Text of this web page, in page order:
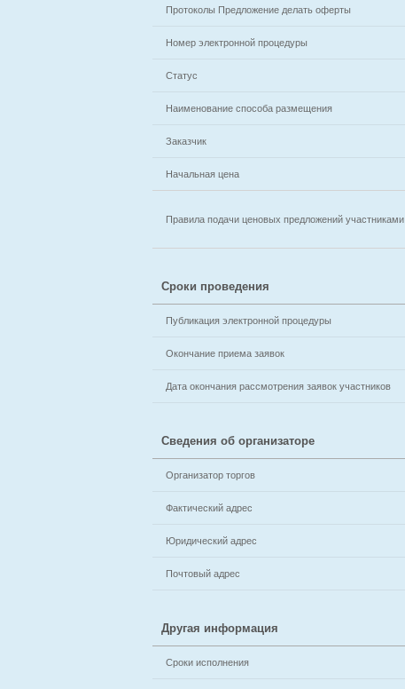
Протоколы Предложение делать оферты
Номер электронной процедуры
Статус
Наименование способа размещения
Заказчик
Начальная цена
Правила подачи ценовых предложений участниками
Сроки проведения
Публикация электронной процедуры
Окончание приема заявок
Дата окончания рассмотрения заявок участников
Сведения об организаторе
Организатор торгов
Фактический адрес
Юридический адрес
Почтовый адрес
Другая информация
Сроки исполнения